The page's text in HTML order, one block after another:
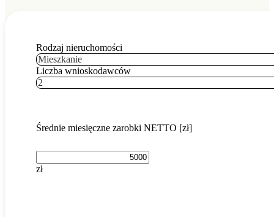
Rodzaj nieruchomości
Mieszkanie
Liczba wnioskodawców
2
Średnie miesięczne zarobki NETTO [zł]
zł